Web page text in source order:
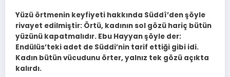
Yüzü örtmenin keyfiyeti hakkında Süddî’den şöyle
rivayet edilmiştir: Örtü, kadının sol gözü hariç bütün
yüzünü kapatmalıdır. Ebu Hayyan şöyle der:
Endülüs’teki adet de Süddi’nin tarif ettiği gibi idi.
Kadın bütün vücudunu örter, yalnız tek gözü açıkta
kalırdı.